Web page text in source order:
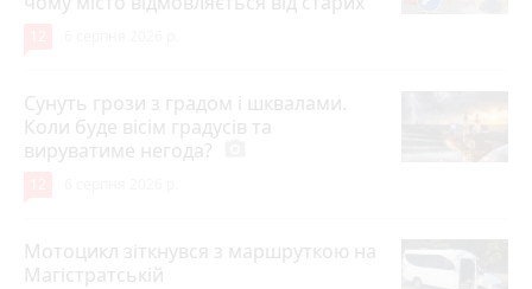
Сунуть грози з градом і шквалами.
Коли буде вісім градусів та
вируватиме негода?
Мотоцикл зіткнувся з маршруткою на
Магістратській